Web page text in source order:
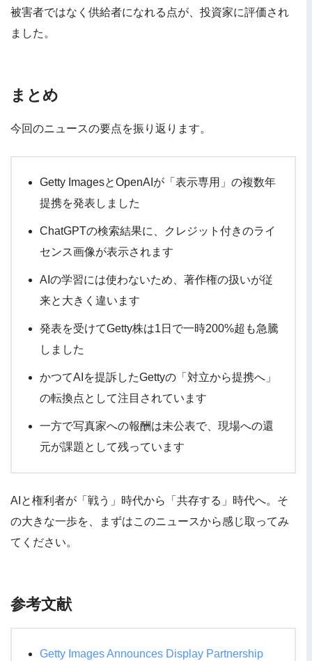
被害者ではなく供給者になれる点が、投資家に評価され
ました。
まとめ
今回のニュースの要点を振り返ります。
Getty ImagesとOpenAIが「表示専用」の複数年
提携を発表しました
ChatGPTの検索結果に、クレジット付きのライ
センス画像が表示されます
AIの学習には使わないため、著作権の扱いが従
来と大きく違います
発表を受けてGetty株は1日で一時200%超も急騰
しました
かつてAIを提訴したGettyの「対立から提携へ」
の転換点として注目されています
一方で写真家への報酬は未公表で、現場への還
元が課題として残っています
AIと権利者が「戦う」時代から「共存する」時代へ。そ
の大きな一歩を、まずはこのニュースから感じ取ってみ
てください。
参考文献
Getty Images Announces Display Partnership